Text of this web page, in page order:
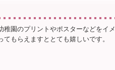
園のプリントやポスターなどをイメ
もらえますととても嬉しいです。